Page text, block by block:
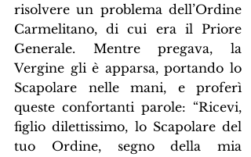
risolvere un problema dell’Ordine
Carmelitano, di cui era il Priore
Generale. Mentre pregava, la
Vergine gli è apparsa, portando lo
Scapolare nelle mani, e proferì
queste confortanti parole: “Ricevi,
figlio dilettissimo, lo Scapolare del
tuo Ordine, segno della mia